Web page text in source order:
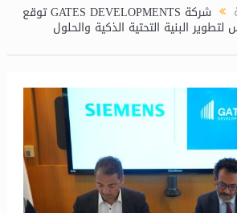
شركة GATES DEVELOPMENTS توقع
البنية التحتية الذكية والحلول